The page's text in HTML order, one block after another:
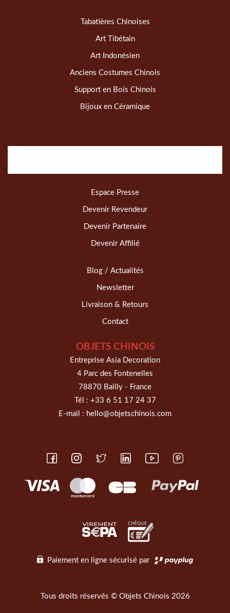
Tabatières Chinoises
Art Tibétain
Art Indonésien
Anciens Costumes Chinois
Support en Bois Chinois
Bijoux en Céramique
Espace Presse
Devenir Revendeur
Devenir Partenaire
Devenir Affilié
Blog / Actualités
Newsletter
Livraison & Retours
Contact
OBJETS CHINOIS
Entreprise Asia Decoration
4 Parc des Fontenelles
78870 Bailly - France
Tél : +33 6 51 17 24 37
E-mail : hello@objetschinois.com
Paiement en ligne sécurisé par
Tous droits réservés © Objets Chinois 2026